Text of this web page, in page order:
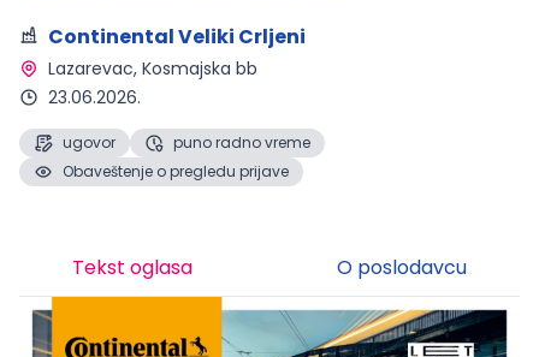
Continental Veliki Crljeni
Lazarevac, Kosmajska bb
23.06.2026.
ugovor
puno radno vreme
Obaveštenje o pregledu prijave
Tekst oglasa O poslodavcu